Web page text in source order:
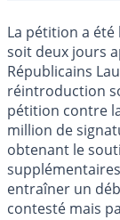
La pétition a
soit deux jours
Républicains
réintroduction
pétition contre
million de
obtenant le
entraîner un
contesté mais